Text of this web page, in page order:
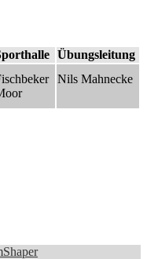
Übungsleitung
Nils Mahnecke